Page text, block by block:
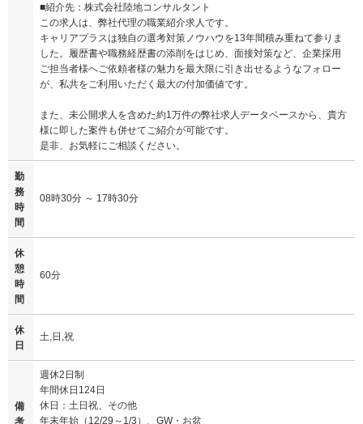
■紹介先：株式会社陸地コンサルタント
この求人は、弊社代理の職業紹介求人です。
キャリアプラスは独自の選考対策ノウハウを13年間積み重ねて参りま
した。履歴書や職務経歴書の添削をはじめ、面接対策など、企業採用
ご担当者様へご依頼者様の魅力を最大限に引き出せるようなフォロー
が、私共をご利用いただく最大の付加価値です。
また、未公開求人を含めた約1万件の弊社求人データベースから、貴方
様に即した案件も併せてご紹介が可能です。
是非、お気軽にご相談ください。
勤
務
時
間
08時30分 ～ 17時30分
休
憩
時
間
60分
休
日
土,日,祝
備
週休2日制
年間休日124日
休日：土日祝、その他
年末年始（12/29～1/3）、GW・お盆